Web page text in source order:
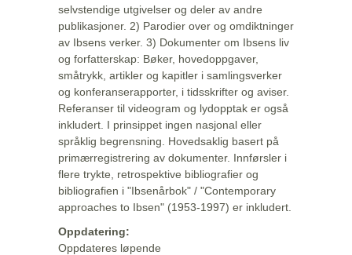
selvstendige utgivelser og deler av andre
publikasjoner. 2) Parodier over og omdiktninger
av Ibsens verker. 3) Dokumenter om Ibsens liv
og forfatterskap: Bøker, hovedoppgaver,
småtrykk, artikler og kapitler i samlingsverker
og konferanserapporter, i tidsskrifter og aviser.
Referanser til videogram og lydopptak er også
inkludert. I prinsippet ingen nasjonal eller
språklig begrensning. Hovedsaklig basert på
primærregistrering av dokumenter. Innførsler i
flere trykte, retrospektive bibliografier og
bibliografien i "Ibsenårbok" / "Contemporary
approaches to Ibsen" (1953-1997) er inkludert.
Oppdatering:
Oppdateres løpende